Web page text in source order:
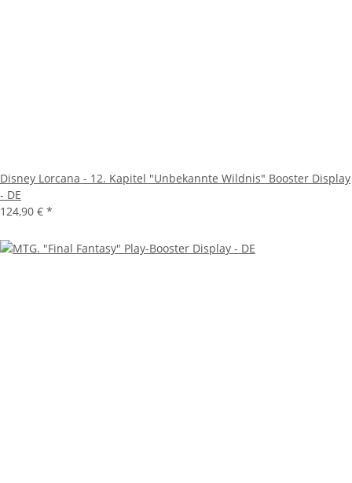
Disney Lorcana - 12. Kapitel "Unbekannte Wildnis" Booster Display
- DE
124,90 € *